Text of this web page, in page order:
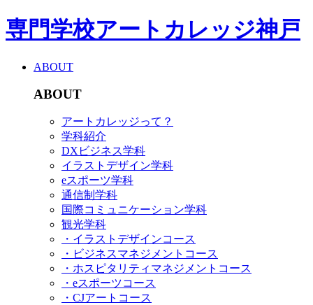
専門学校アートカレッジ神戸
ABOUT
ABOUT
アートカレッジって？
学科紹介
DXビジネス学科
イラストデザイン学科
eスポーツ学科
通信制学科
国際コミュニケーション学科
観光学科
・イラストデザインコース
・ビジネスマネジメントコース
・ホスピタリティマネジメントコース
・eスポーツコース
・CJアートコース